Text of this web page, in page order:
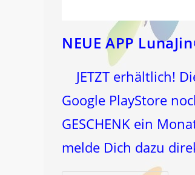
NEUE APP
JETZT erhältlich!
Google PlayStore
GESCHENK ein
melde Dich dazu